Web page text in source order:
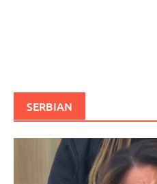
SERBIAN